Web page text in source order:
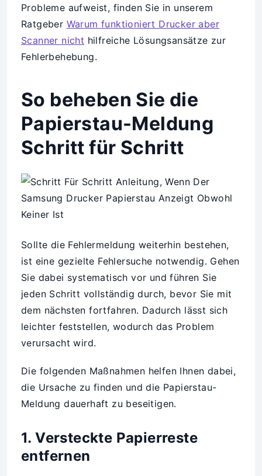
Probleme aufweist, finden Sie in unserem
Ratgeber Warum funktioniert Drucker aber
Scanner nicht hilfreiche Lösungsansätze zur
Fehlerbehebung.
So beheben Sie die
Papierstau-Meldung
Schritt für Schritt
Sollte die Fehlermeldung weiterhin bestehen,
ist eine gezielte Fehlersuche notwendig. Gehen
Sie dabei systematisch vor und führen Sie
jeden Schritt vollständig durch, bevor Sie mit
dem nächsten fortfahren. Dadurch lässt sich
leichter feststellen, wodurch das Problem
verursacht wird.
Die folgenden Maßnahmen helfen Ihnen dabei,
die Ursache zu finden und die Papierstau-
Meldung dauerhaft zu beseitigen.
1. Versteckte Papierreste
entfernen